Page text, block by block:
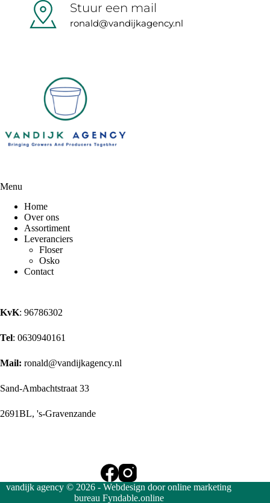
Stuur een mail
ronald@vandijkagency.nl
Menu
Home
Over ons
Assortiment
Leveranciers
Floser
Osko
Contact
KvK: 96786302
Tel: 0630940161
Mail: ronald@vandijkagency.nl
Sand-Ambachtstraat 33
2691BL, 's-Gravenzande
vandijk agency © 2026 -Webdesign dooronline marketing
bureau Fyndable.online